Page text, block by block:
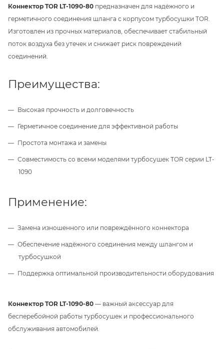
Коннектор TOR LT-1090-80 предназначен для надёжного и
герметичного соединения шланга с корпусом турбосушки TOR.
Изготовлен из прочных материалов, обеспечивает стабильный
поток воздуха без утечек и снижает риск повреждений
соединений.
Преимущества:
Высокая прочность и долговечность
Герметичное соединение для эффективной работы
Простота монтажа и замены
Совместимость со всеми моделями турбосушек TOR серии LT-
1090
Применение:
Замена изношенного или повреждённого коннектора
Обеспечение надёжного соединения между шлангом и
турбосушкой
Поддержка оптимальной производительности оборудования
Коннектор TOR LT-1090-80 — важный аксессуар для
бесперебойной работы турбосушек и профессионального
обслуживания автомобилей.